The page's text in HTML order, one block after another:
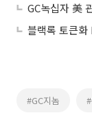
블랙록 토큰화
#GC지놈